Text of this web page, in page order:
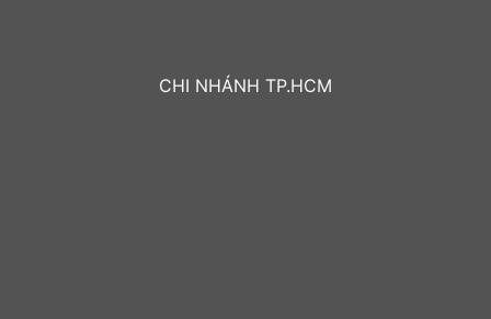
CHI NHÁNH TP.HCM